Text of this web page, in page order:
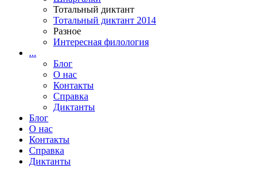
Тотальный диктант
Тотальный диктант 2014
Разное
Интересная филология
...
Блог
О нас
Контакты
Справка
Диктанты
Блог
О нас
Контакты
Справка
Диктанты